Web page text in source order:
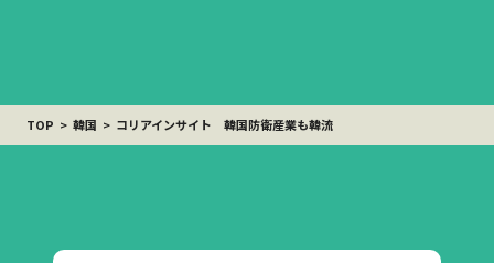
TOP 韓国 コリアインサイト 韓国防衛産業も韓流